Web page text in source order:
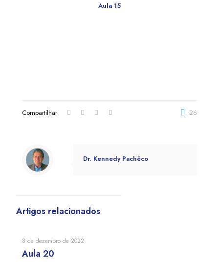
Aula 15
Compartilhar 26
Dr. Kennedy Pachêco
Artigos relacionados
8 de dezembro de 2022
Aula 20